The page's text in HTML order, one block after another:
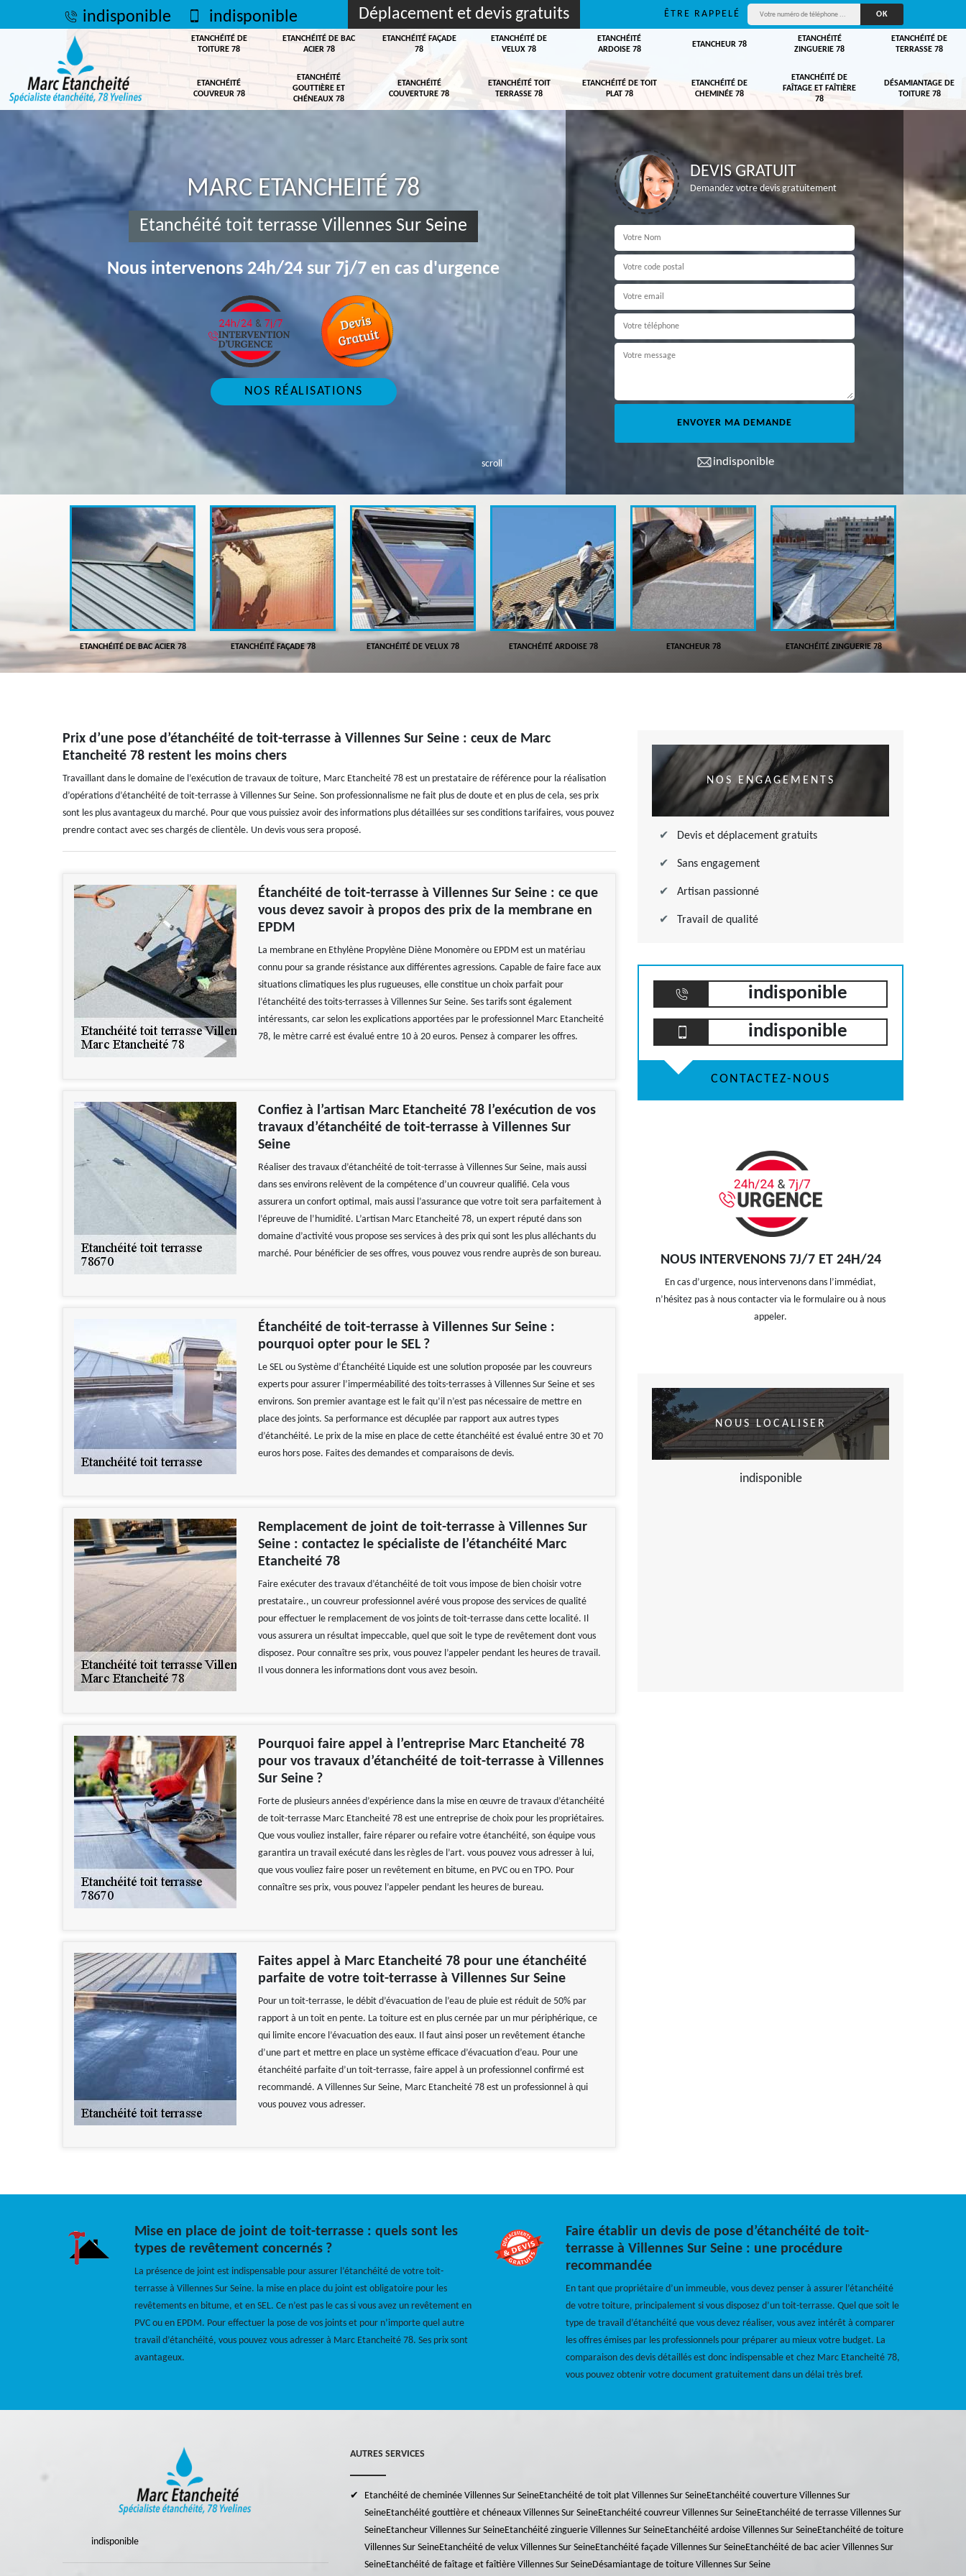
indisponible indisponible Déplacement et devis gratuits ÊTRE RAPPELÉ
ETANCHÉITÉ DE
TOITURE 78
ETANCHÉITÉ DE BAC
ACIER 78
ETANCHÉITÉ FAÇADE
78
ETANCHÉITÉ DE
VELUX 78
ETANCHÉITÉ
ARDOISE 78
ETANCHEUR 78
ETANCHÉITÉ
ZINGUERIE 78
ETANCHÉITÉ DE
TERRASSE 78
ETANCHÉITÉ
COUVREUR 78
ETANCHÉITÉ
GOUTTIÈRE ET
CHÉNEAUX 78
ETANCHÉITÉ
COUVERTURE 78
ETANCHÉITÉ TOIT
TERRASSE 78
ETANCHÉITÉ DE TOIT
PLAT 78
ETANCHÉITÉ DE
CHEMINÉE 78
ETANCHÉITÉ DE
FAÎTAGE ET FAÎTIÈRE
78
DÉSAMIANTAGE DE
TOITURE 78
scroll
MARC ETANCHEITÉ 78
Etanchéité toit terrasse Villennes Sur Seine
Nous intervenons 24h/24 sur 7j/7 en cas d'urgence
NOS RÉALISATIONS
DEVIS GRATUIT
Demandez votre devis gratuitement
indisponible
78 ETANCHÉITÉ DE BAC ACIER 78 ETANCHÉITÉ FAÇADE 78 ETANCHÉITÉ DE VELUX 78 ETANCHÉITÉ ARDOISE 78 ETANCHEUR 78 ETANCHÉITÉ ZINGUERIE 78
Prix d’une pose d’étanchéité de toit-terrasse à Villennes Sur Seine : ceux de Marc
Etancheité 78 restent les moins chers
Travaillant dans le domaine de l’exécution de travaux de toiture, Marc Etancheité 78 est un prestataire de référence pour la réalisation
d’opérations d’étanchéité de toit-terrasse à Villennes Sur Seine. Son professionnalisme ne fait plus de doute et en plus de cela, ses prix
sont les plus avantageux du marché. Pour que vous puissiez avoir des informations plus détaillées sur ses conditions tarifaires, vous pouvez
prendre contact avec ses chargés de clientèle. Un devis vous sera proposé.
Étanchéité de toit-terrasse à Villennes Sur Seine : ce que
vous devez savoir à propos des prix de la membrane en
EPDM
La membrane en Ethylène Propylène Diène Monomère ou EPDM est un matériau
connu pour sa grande résistance aux différentes agressions. Capable de faire face aux
situations climatiques les plus rugueuses, elle constitue un choix parfait pour
l’étanchéité des toits-terrasses à Villennes Sur Seine. Ses tarifs sont également
intéressants, car selon les explications apportées par le professionnel Marc Etancheité
78, le mètre carré est évalué entre 10 à 20 euros. Pensez à comparer les offres.
Confiez à l’artisan Marc Etancheité 78 l’exécution de vos
travaux d’étanchéité de toit-terrasse à Villennes Sur
Seine
Réaliser des travaux d’étanchéité de toit-terrasse à Villennes Sur Seine, mais aussi
dans ses environs relèvent de la compétence d’un couvreur qualifié. Cela vous
assurera un confort optimal, mais aussi l’assurance que votre toit sera parfaitement à
l’épreuve de l’humidité. L’artisan Marc Etancheité 78, un expert réputé dans son
domaine d’activité vous propose ses services à des prix qui sont les plus alléchants du
marché. Pour bénéficier de ses offres, vous pouvez vous rendre auprès de son bureau.
Étanchéité de toit-terrasse à Villennes Sur Seine :
pourquoi opter pour le SEL ?
Le SEL ou Système d’Étanchéité Liquide est une solution proposée par les couvreurs
experts pour assurer l’imperméabilité des toits-terrasses à Villennes Sur Seine et ses
environs. Son premier avantage est le fait qu’il n’est pas nécessaire de mettre en
place des joints. Sa performance est décuplée par rapport aux autres types
d’étanchéité. Le prix de la mise en place de cette étanchéité est évalué entre 30 et 70
euros hors pose. Faites des demandes et comparaisons de devis.
Remplacement de joint de toit-terrasse à Villennes Sur
Seine : contactez le spécialiste de l’étanchéité Marc
Etancheité 78
Faire exécuter des travaux d’étanchéité de toit vous impose de bien choisir votre
prestataire., un couvreur professionnel avéré vous propose des services de qualité
pour effectuer le remplacement de vos joints de toit-terrasse dans cette localité. Il
vous assurera un résultat impeccable, quel que soit le type de revêtement dont vous
disposez. Pour connaître ses prix, vous pouvez l’appeler pendant les heures de travail.
Il vous donnera les informations dont vous avez besoin.
Pourquoi faire appel à l’entreprise Marc Etancheité 78
pour vos travaux d’étanchéité de toit-terrasse à Villennes
Sur Seine ?
Forte de plusieurs années d’expérience dans la mise en œuvre de travaux d’étanchéité
de toit-terrasse Marc Etancheité 78 est une entreprise de choix pour les propriétaires.
Que vous vouliez installer, faire réparer ou refaire votre étanchéité, son équipe vous
garantira un travail exécuté dans les règles de l’art. vous pouvez vous adresser à lui,
que vous vouliez faire poser un revêtement en bitume, en PVC ou en TPO. Pour
connaître ses prix, vous pouvez l’appeler pendant les heures de bureau.
Faites appel à Marc Etancheité 78 pour une étanchéité
parfaite de votre toit-terrasse à Villennes Sur Seine
Pour un toit-terrasse, le débit d’évacuation de l’eau de pluie est réduit de 50% par
rapport à un toit en pente. La toiture est en plus cernée par un mur périphérique, ce
qui limite encore l’évacuation des eaux. Il faut ainsi poser un revêtement étanche
d’une part et mettre en place un système efficace d’évacuation d’eau. Pour une
étanchéité parfaite d’un toit-terrasse, faire appel à un professionnel confirmé est
recommandé. A Villennes Sur Seine, Marc Etancheité 78 est un professionnel à qui
vous pouvez vous adresser.
NOS ENGAGEMENTS
Devis et déplacement gratuits
Sans engagement
Artisan passionné
Travail de qualité
indisponible
indisponible
CONTACTEZ-NOUS
NOUS INTERVENONS 7J/7 ET 24H/24
En cas d’urgence, nous intervenons dans l’immédiat,
n’hésitez pas à nous contacter via le formulaire ou à nous
appeler.
NOUS LOCALISER
indisponible
Mise en place de joint de toit-terrasse : quels sont les
types de revêtement concernés ?
La présence de joint est indispensable pour assurer l’étanchéité de votre toit-
terrasse à Villennes Sur Seine. la mise en place du joint est obligatoire pour les
revêtements en bitume, et en SEL. Ce n’est pas le cas si vous avez un revêtement en
PVC ou en EPDM. Pour effectuer la pose de vos joints et pour n’importe quel autre
travail d’étanchéité, vous pouvez vous adresser à Marc Etancheité 78. Ses prix sont
avantageux.
Faire établir un devis de pose d’étanchéité de toit-
terrasse à Villennes Sur Seine : une procédure
recommandée
En tant que propriétaire d’un immeuble, vous devez penser à assurer l’étanchéité
de votre toiture, principalement si vous disposez d’un toit-terrasse. Quel que soit le
type de travail d’étanchéité que vous devez réaliser, vous avez intérêt à comparer
les offres émises par les professionnels pour préparer au mieux votre budget. La
comparaison des devis détaillés est donc indispensable et chez Marc Etancheité 78,
vous pouvez obtenir votre document gratuitement dans un délai très bref.
indisponible
AUTRES SERVICES
Etanchéité de cheminée Villennes Sur SeineEtanchéité de toit plat Villennes Sur SeineEtanchéité couverture Villennes Sur
SeineEtanchéité gouttière et chéneaux Villennes Sur SeineEtanchéité couvreur Villennes Sur SeineEtanchéité de terrasse Villennes Sur
SeineEtancheur Villennes Sur SeineEtanchéité zinguerie Villennes Sur SeineEtanchéité ardoise Villennes Sur SeineEtanchéité de toiture
Villennes Sur SeineEtanchéité de velux Villennes Sur SeineEtanchéité façade Villennes Sur SeineEtanchéité de bac acier Villennes Sur
SeineEtanchéité de faîtage et faîtière Villennes Sur SeineDésamiantage de toiture Villennes Sur Seine